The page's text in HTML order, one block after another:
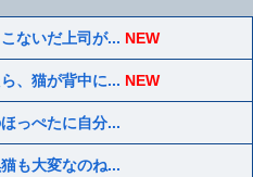
ないだ上司が... NEW
、猫が背中に... NEW
っぺたに自分...
も大変なのね...